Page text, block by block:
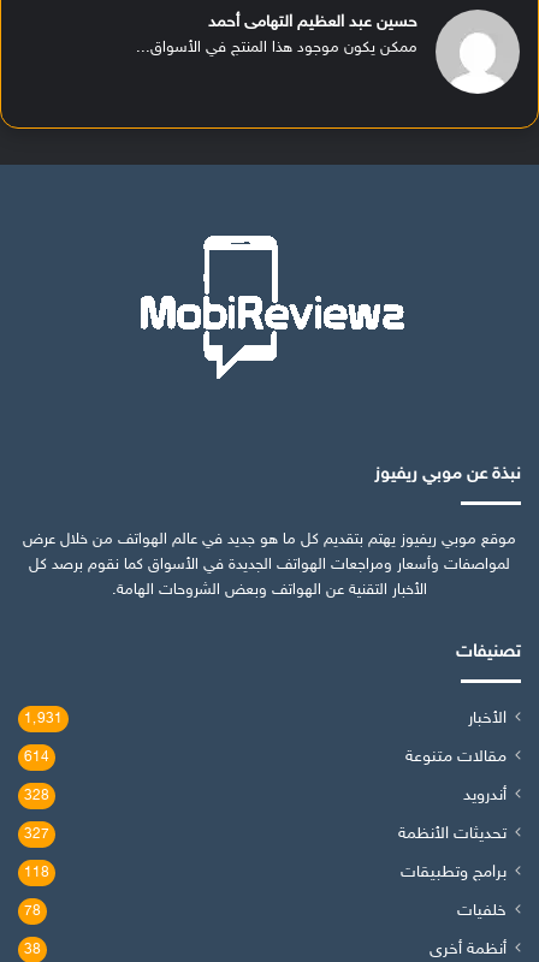
حسين عبد العظيم التهامى أحمد
ممكن يكون موجود هذا المنتج في الأسواق...
نبذة عن موبي ريفيوز
موقع موبي ريفيوز يهتم بتقديم كل ما هو جديد في عالم الهواتف من خلال عرض
لمواصفات وأسعار ومراجعات الهواتف الجديدة في الأسواق كما نقوم برصد كل
الأخبار التقنية عن الهواتف وبعض الشروحات الهامة.
تصنيفات
الأخبار 1٬931
مقالات متنوعة 614
أندرويد 328
تحديثات الأنظمة 327
برامج وتطبيقات 118
خلفيات 78
أنظمة أخرى 38